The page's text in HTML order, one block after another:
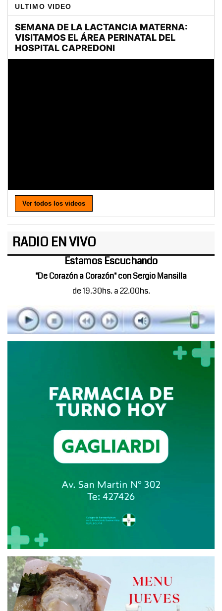
ULTIMO VIDEO
Ver todos los videos
RADIO EN VIVO
Estamos Escuchando
"De Corazón a Corazón" con Sergio Mansilla
de 19.30hs. a 22.00hs.